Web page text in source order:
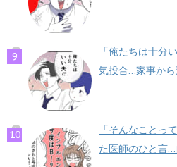
「俺たちは十分
気投合…家事から
「そんなことっ
た医師のひと言…